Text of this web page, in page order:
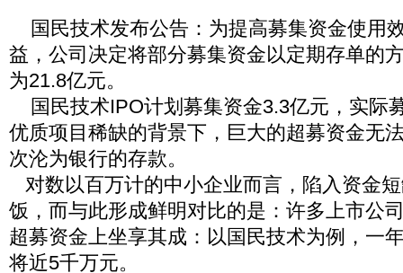
国民技术发布公告：为提高募集资金使用
益，公司决定将部分募集资金以定期存单的
为21.8亿元。
国民技术IPO计划募集资金3.3亿元，实际
优质项目稀缺的背景下，巨大的超募资金无
次沦为银行的存款。
对数以百万计的中小企业而言，陷入资金
饭，而与此形成鲜明对比的是：许多上市公
超募资金上坐享其成：以国民技术为例，一
将近5千万元。